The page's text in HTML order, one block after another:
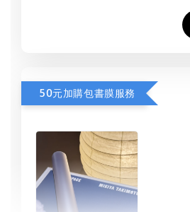
50元加購包書膜服務